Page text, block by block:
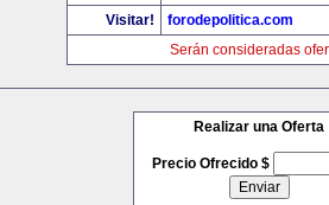
Visitar!
forodepolitica.com
Serán consideradas
Realizar una Oferta
Precio Ofrecido $